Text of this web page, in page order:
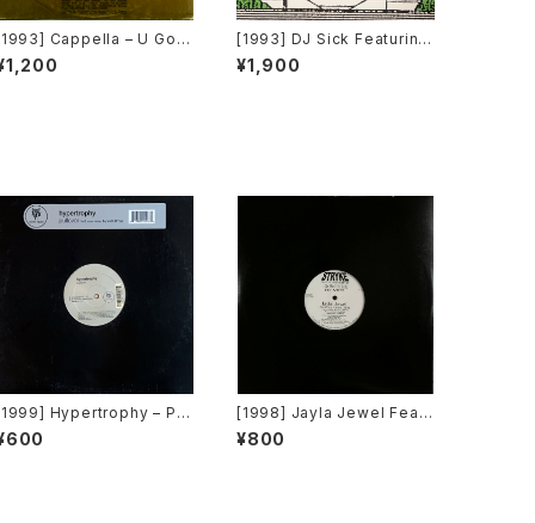
Cappella – U Got
Know (Remixes) [Medi
Records]
[1993] DJ Sick Featuring
Dr. D.O.P.E. & Bulldozer –
Paint It Blue [Bulldozer R
¥1,900
Hypertrophy – Pul
[Tommy Boy Silver
[1998] Jayla Jewel Featu
ring Grand Puba – I Like
What U Do To Me (Remi
¥800